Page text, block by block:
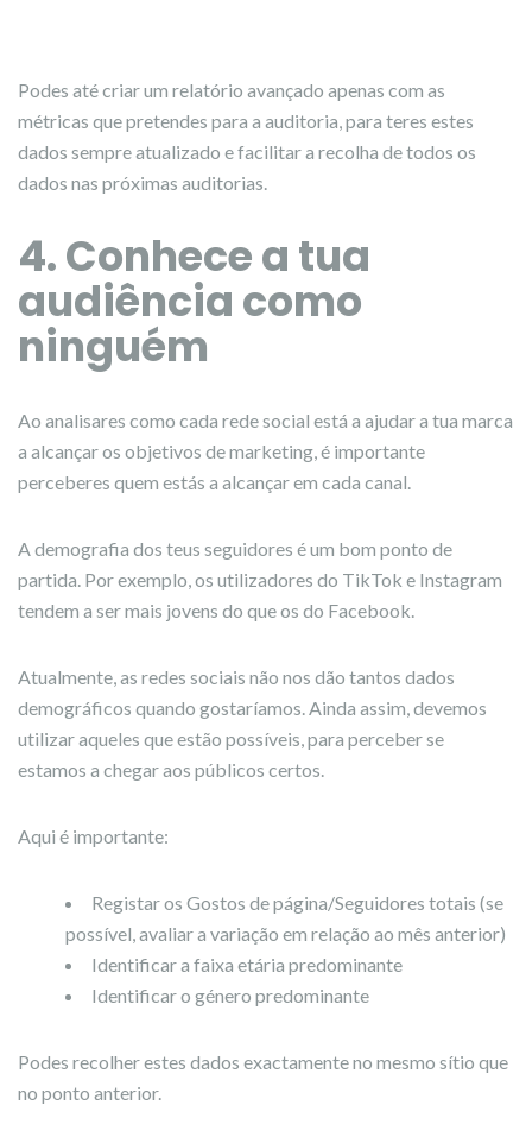
Podes até criar um relatório avançado apenas com as
métricas que pretendes para a auditoria, para teres estes
dados sempre atualizado e facilitar a recolha de todos os
dados nas próximas auditorias.
4. Conhece a tua
audiência como
ninguém
Ao analisares como cada rede social está a ajudar a tua marca
a alcançar os objetivos de marketing, é importante
perceberes quem estás a alcançar em cada canal.
A demografia dos teus seguidores é um bom ponto de
partida. Por exemplo, os utilizadores do TikTok e Instagram
tendem a ser mais jovens do que os do Facebook.
Atualmente, as redes sociais não nos dão tantos dados
demográficos quando gostaríamos. Ainda assim, devemos
utilizar aqueles que estão possíveis, para perceber se
estamos a chegar aos públicos certos.
Aqui é importante:
Registar os Gostos de página/Seguidores totais (se
possível, avaliar a variação em relação ao mês anterior)
Identificar a faixa etária predominante
Identificar o género predominante
Podes recolher estes dados exactamente no mesmo sítio que
no ponto anterior.